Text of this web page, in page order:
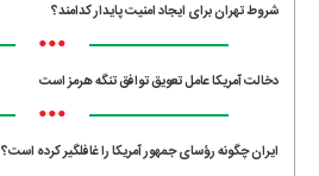
شروط تهران برای ایجاد امنیت پایدار کدامند؟
•••
دخالت آمریکا عامل تعویق توافق تنگه هرمز است
•••
ایران چگونه رؤسای جمهور آمریکا را غافلگیر کرده است؟